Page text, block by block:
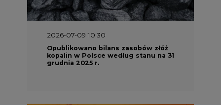
2026-07-09 10:30
Opublikowano bilans zasobów złóż
kopalin w Polsce według stanu na 31
grudnia 2025 r.